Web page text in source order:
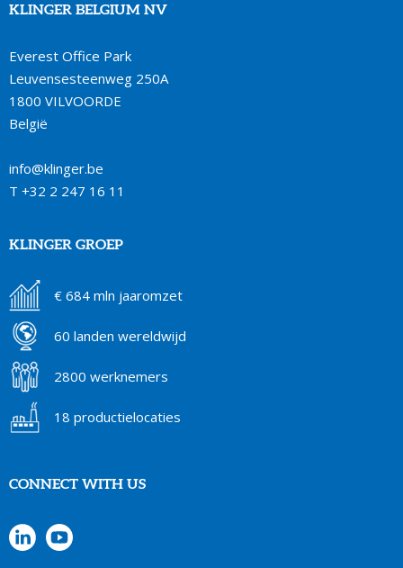
KLINGER BELGIUM NV
Everest Office Park
Leuvensesteenweg 250A
1800 VILVOORDE
België
info@klinger.be
T +32 2 247 16 11
KLINGER GROEP
€ 684 mln jaaromzet
60 landen wereldwijd
2800 werknemers
18 productielocaties
CONNECT WITH US